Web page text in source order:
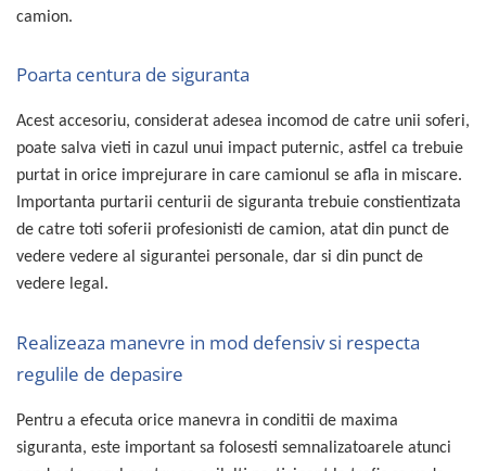
Lampi Spate cu Bec & Triple
Seturi Lampi Spate Triple
Proiectoare de lucru si marsarier
Proiectoare suplimentare, Camion,
Off Road
Proiectoare Full LED
Proiectoare Halogen plus LED
Dispozitive Avertizare
Autocolante reflectorizante si
Avertizare sonora
Claxoane Auto si Semnale Electrice
de Avertizare
camion.
Poarta centura de siguranta
Acest accesoriu, considerat adesea incomod de catre unii soferi,
poate salva vieti in cazul unui impact puternic, astfel ca trebuie
purtat in orice imprejurare in care camionul se afla in miscare.
Importanta purtarii centurii de siguranta trebuie constientizata
de catre toti soferii profesionisti de camion, atat din punct de
vedere vedere al sigurantei personale, dar si din punct de
vedere legal.
Realizeaza manevre in mod defensiv si respecta
regulile de depasire
Pentru a efecuta orice manevra in conditii de maxima
siguranta, este important sa folosesti semnalizatoarele atunci